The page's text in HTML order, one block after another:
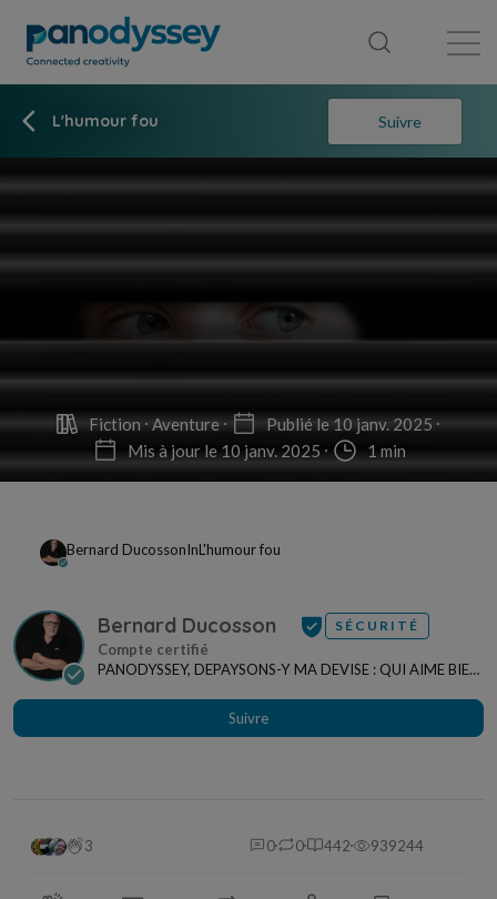
L'humour fou Suivre
Fiction Aventure
Publié le 10 janv. 2025
Mis à jour le 10 janv. 2025
1 min
Bernard DucossonInL'humour fou
Bernard Ducosson SÉCURITÉ
PANODYSSEY, DEPAYSONS-Y MA DEVISE : QUI AIME BIEN,
Suivre
3 0 0 442 939244